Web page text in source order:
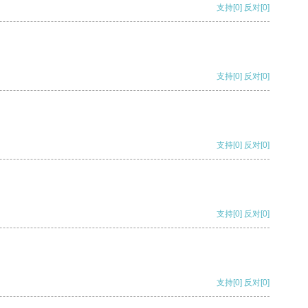
支持[0] 反对[0]
支持[0] 反对[0]
支持[0] 反对[0]
支持[0] 反对[0]
支持[0] 反对[0]